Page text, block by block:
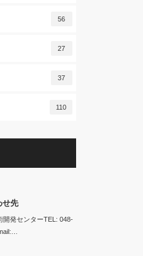
56
27
37
110
せ先
開発センターTEL: 048-